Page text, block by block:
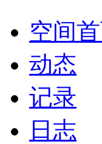
空间
动态
记录
日志